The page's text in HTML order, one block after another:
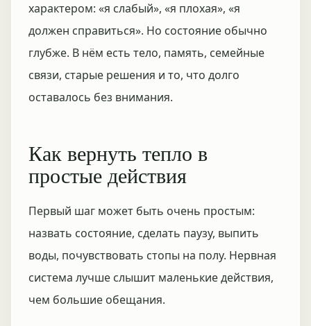
характером: «я слабый», «я плохая», «я
должен справиться». Но состояние обычно
глубже. В нём есть тело, память, семейные
связи, старые решения и то, что долго
оставалось без внимания.
Как вернуть тепло в
простые действия
Первый шаг может быть очень простым:
назвать состояние, сделать паузу, выпить
воды, почувствовать стопы на полу. Нервная
система лучше слышит маленькие действия,
чем большие обещания.